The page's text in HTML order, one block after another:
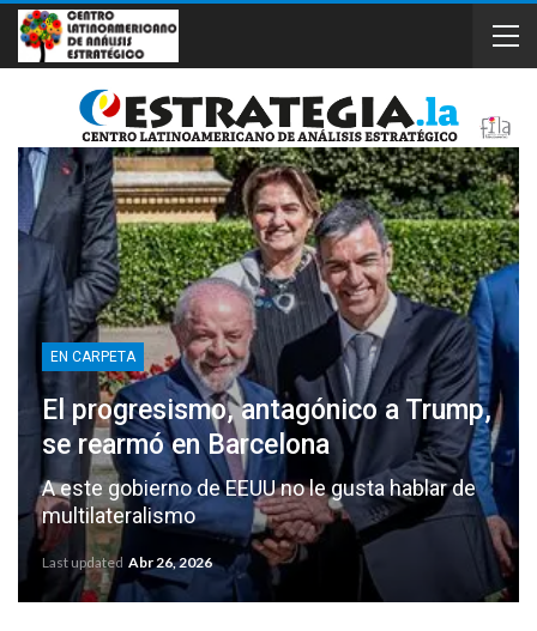
EN CARPETA
El progresismo, antagónico a Trump,
se rearmó en Barcelona
A este gobierno de EEUU no le gusta hablar de
multilateralismo
Last updated Abr 26, 2026